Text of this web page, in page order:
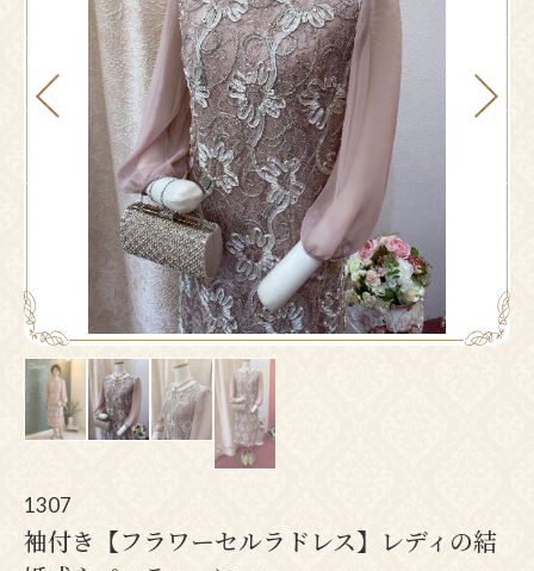
1307
袖付き【フラワーセルラドレス】レディの結